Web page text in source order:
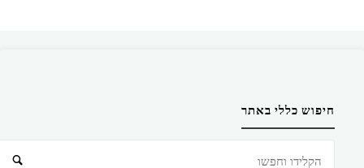
חיפוש כללי באתר